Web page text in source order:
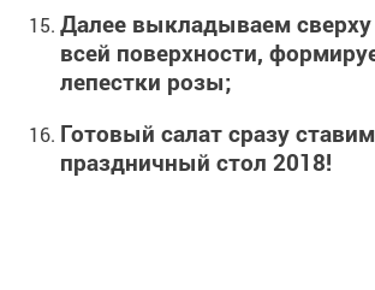
Далее выкладываем
всей поверхности,
лепестки розы;
Готовый салат сразу
праздничный стол 2018!